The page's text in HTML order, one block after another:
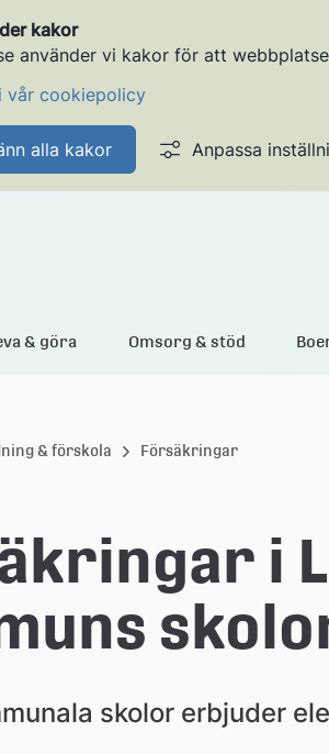
kakor
använder vi kakor för att
vår cookiepolicy
alla kakor Anpassa
& göra Omsorg & stöd
& förskola Försäkringar
i
skolor erbjuder